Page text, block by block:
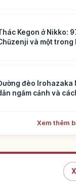
Kegon ở Nikko:
và một trong
đèo Irohazaka
ngắm cảnh và
Xem thêm